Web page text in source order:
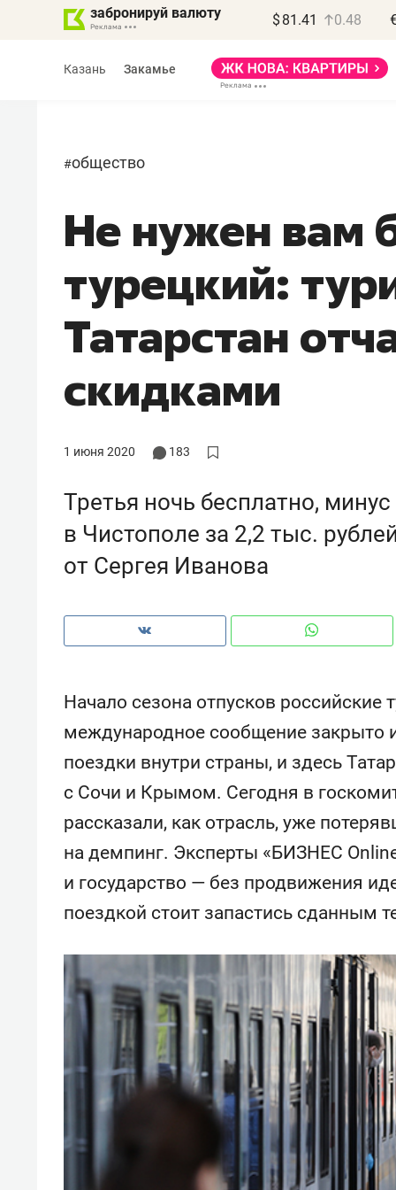
забронируй валюту $ 81.41 0.48
Казань Закамье
#общество
Не нужен вам
турецкий:
Татарстан
скидками
1 июня 2020 183
Третья ночь бесплатно,
в Чистополе за 2,2 тыс.
от Сергея Иванова
Начало сезона отпусков
международное сообщение закрыто
поездки внутри страны, и здесь
с Сочи и Крымом. Сегодня в
рассказали, как отрасль, уже
на демпинг. Эксперты «БИЗНЕС
и государство — без продвижения
поездкой стоит запастись сданным
Василь Мазитов
МАРТ
«Не зная местных
правил, бизнес может
потерять минимум
Как бизнесу выйти на зарубежные
Оставить шум за волной: как
строят тишину в казанском
ЖК «Заря»
когда
свою